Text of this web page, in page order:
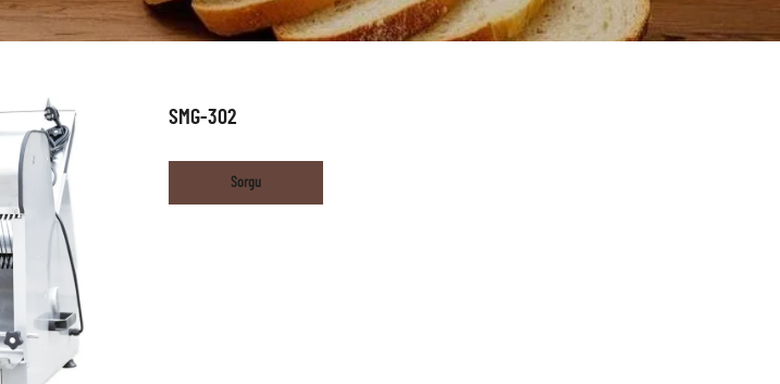
SMG-302
Sorgu